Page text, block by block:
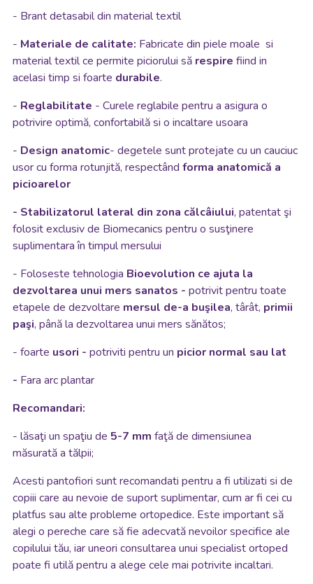
- Brant detasabil din material textil
- Materiale de calitate: Fabricate din piele moale si
material textil ce permite piciorului să respire fiind in
acelasi timp si foarte durabile.
- Reglabilitate - Curele reglabile pentru a asigura o
potrivire optimă, confortabilăsi o incaltare usoara
- Design anatomic- degetele sunt protejate cu un cauciuc
usor cu forma rotunjită, respectând forma anatomică a
picioarelor
- Stabilizatorul lateral din zona călcâiului, patentat şi
folosit exclusiv de Biomecanics pentru o susţinere
suplimentara în timpul mersului
- Foloseste tehnologia Bioevolution ce ajuta la
dezvoltarea unui mers sanatos - potrivit pentru toate
etapele de dezvoltare mersul de-a buşilea, târât, primii
paşi, până la dezvoltarea unui mers sănătos;
- foarte usori - potriviti pentru un picior normal sau lat
- Fara arc plantar
Recomandari:
- lăsaţi un spaţiu de 5-7 mm faţă de dimensiunea
măsurată a tălpii;
Acesti pantofiori sunt recomandati pentru a fi utilizati si de
copiii care au nevoie de suport suplimentar, cum ar fi cei cu
platfus sau alte probleme ortopedice. Este important să
alegi o pereche care să fie adecvată nevoilor specifice ale
copilului tău, iar uneori consultarea unui specialist ortoped
poate fi utilă pentru a alege cele mai potrivite incaltari.